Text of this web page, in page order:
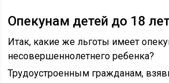
Опекунам детей до 18
Итак, какие же льготы имеет
несовершеннолетнего ребенка?
Трудоустроенным гражданам,